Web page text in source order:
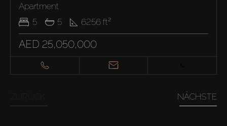
Apartment
5
5 6256 ft²
AED 25,050,000
NÄCHSTE